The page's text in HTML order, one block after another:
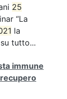
25
“La
la
tutto...
immune